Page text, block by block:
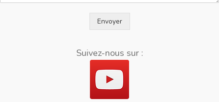
Envoyer
Suivez-nous sur :